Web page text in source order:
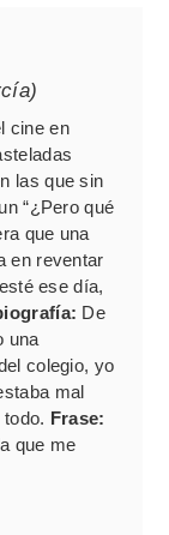
cine en
las que sin
“¿Pero qué
que una
en reventar
ese día,
De
una
colegio, yo
mal
Frase:
que me